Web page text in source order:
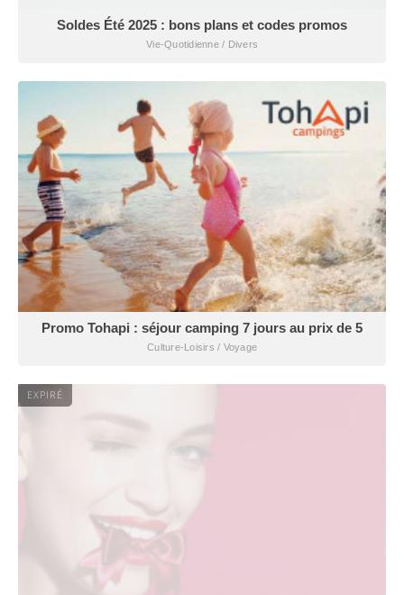
Soldes Été 2025 : bons plans et codes promos
Vie-Quotidienne / Divers
Promo Tohapi : séjour camping 7 jours au prix de 5
Culture-Loisirs / Voyage
EXPIRÉ